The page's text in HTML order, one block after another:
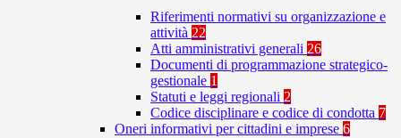
Riferimenti normativi su organizzazione e
attività 22
Atti amministrativi generali 26
Documenti di programmazione strategico-
gestionale 1
Statuti e leggi regionali 2
Codice disciplinare e codice di condotta 7
Oneri informativi per cittadini e imprese 6